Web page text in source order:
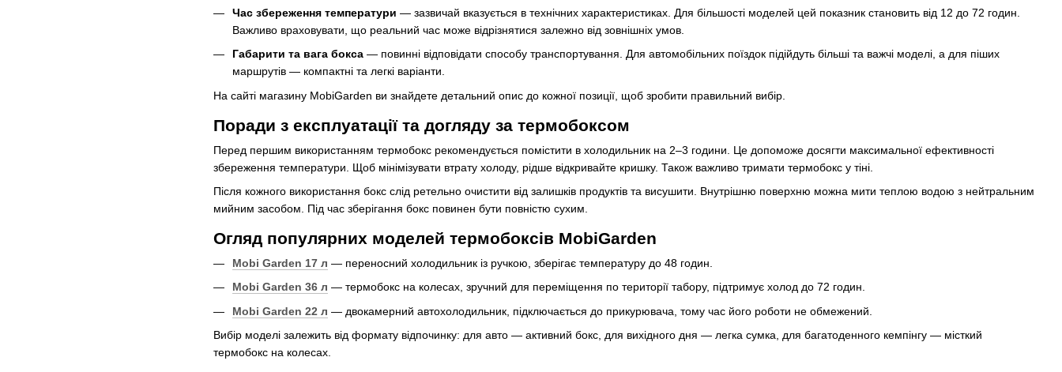
Час збереження температури — зазвичай вказується в технічних характеристиках. Для більшості моделей цей показник становить від 12 до 72 годин.
Важливо враховувати, що реальний час може відрізнятися залежно від зовнішніх умов.
Габарити та вага бокса — повинні відповідати способу транспортування. Для автомобільних поїздок підійдуть більші та важчі моделі, а для піших
маршрутів — компактні та легкі варіанти.
На сайті магазину MobiGarden ви знайдете детальний опис до кожної позиції, щоб зробити правильний вибір.
Поради з експлуатації та догляду за термобоксом
Перед першим використанням термобокс рекомендується помістити в холодильник на 2–3 години. Це допоможе досягти максимальної ефективності
збереження температури. Щоб мінімізувати втрату холоду, рідше відкривайте кришку. Також важливо тримати термобокс у тіні.
Після кожного використання бокс слід ретельно очистити від залишків продуктів та висушити. Внутрішню поверхню можна мити теплою водою з нейтральним
мийним засобом. Під час зберігання бокс повинен бути повністю сухим.
Огляд популярних моделей термобоксів MobiGarden
Mobi Garden 17 л — переносний холодильник із ручкою, зберігає температуру до 48 годин.
Mobi Garden 36 л — термобокс на колесах, зручний для переміщення по території табору, підтримує холод до 72 годин.
Mobi Garden 22 л — двокамерний автохолодильник, підключається до прикурювача, тому час його роботи не обмежений.
Вибір моделі залежить від формату відпочинку: для авто — активний бокс, для вихідного дня — легка сумка, для багатоденного кемпінгу — місткий
термобокс на колесах.